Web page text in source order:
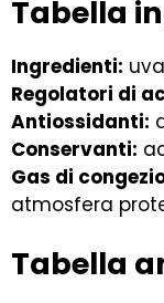
Tabella
Ingredienti:
Regolatori di
Antiossidanti:
Conservanti:
Gas di
atmosfera
Tabella